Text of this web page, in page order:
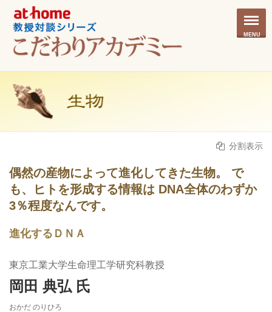
MENU
分割表示
偶然の産物によって進化してきた生物。 で
も、ヒトを形成する情報は DNA全体のわずか
3％程度なんです。
進化するＤＮＡ
東京工業大学生命理工学研究科教授
岡田 典弘 氏
おかだ のりひろ